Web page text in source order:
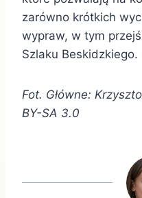
zarówno krótkich
wypraw, w tym
Szlaku Beskidzkiego.
Fot. Główne:
BY-SA 3.0